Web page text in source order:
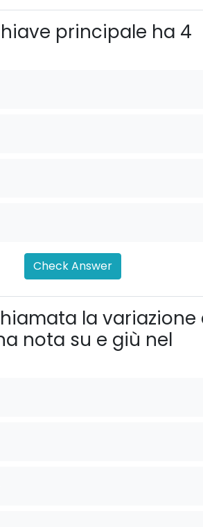
principale ha 4
Check Answer
la variazione
nota su e giù nel